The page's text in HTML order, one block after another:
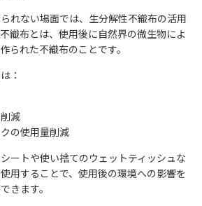
れない場面では、生分解性不織布の活用
織布とは、使用後に自然界の微生物によ
られた不織布のことです。
：
減
の使用量削減
ートや使い捨てのウェットティッシュな
用することで、使用後の環境への影響を
きます。